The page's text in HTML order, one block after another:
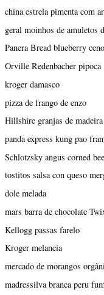
china estrela pimenta com
geral moinhos de amuletos
Panera Bread blueberry
Orville Redenbacher pipoca
kroger damasco
pizza de frango de enzo
Hillshire granjas de
panda express kung pao
Schlotzsky angus corned
tostitos salsa con queso
dole melada
mars barra de chocolate
Kellogg passas farelo
Kroger melancia
mercado de morangos
madressilva branca peru